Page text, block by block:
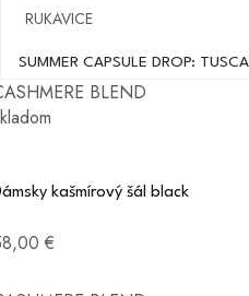
RUKAVICE
SUMMER CAPSULE DROP:
BLEND
kašmírový šál black
€